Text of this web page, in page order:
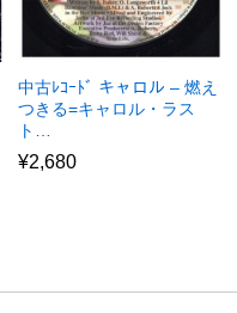
中古ﾚｺｰﾄﾞ キャロル – 燃え
つきる=キャロル・ラス
ト…
¥2,680